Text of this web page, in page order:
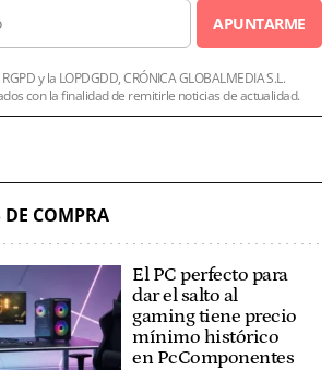
APUNTARME
y la LOPDGDD, CRÓNICA GLOBALMEDIA S.L.
con la finalidad de remitirle noticias de actualidad.
COMPRA
El PC perfecto para
dar el salto al
gaming tiene precio
mínimo histórico
en PcComponentes